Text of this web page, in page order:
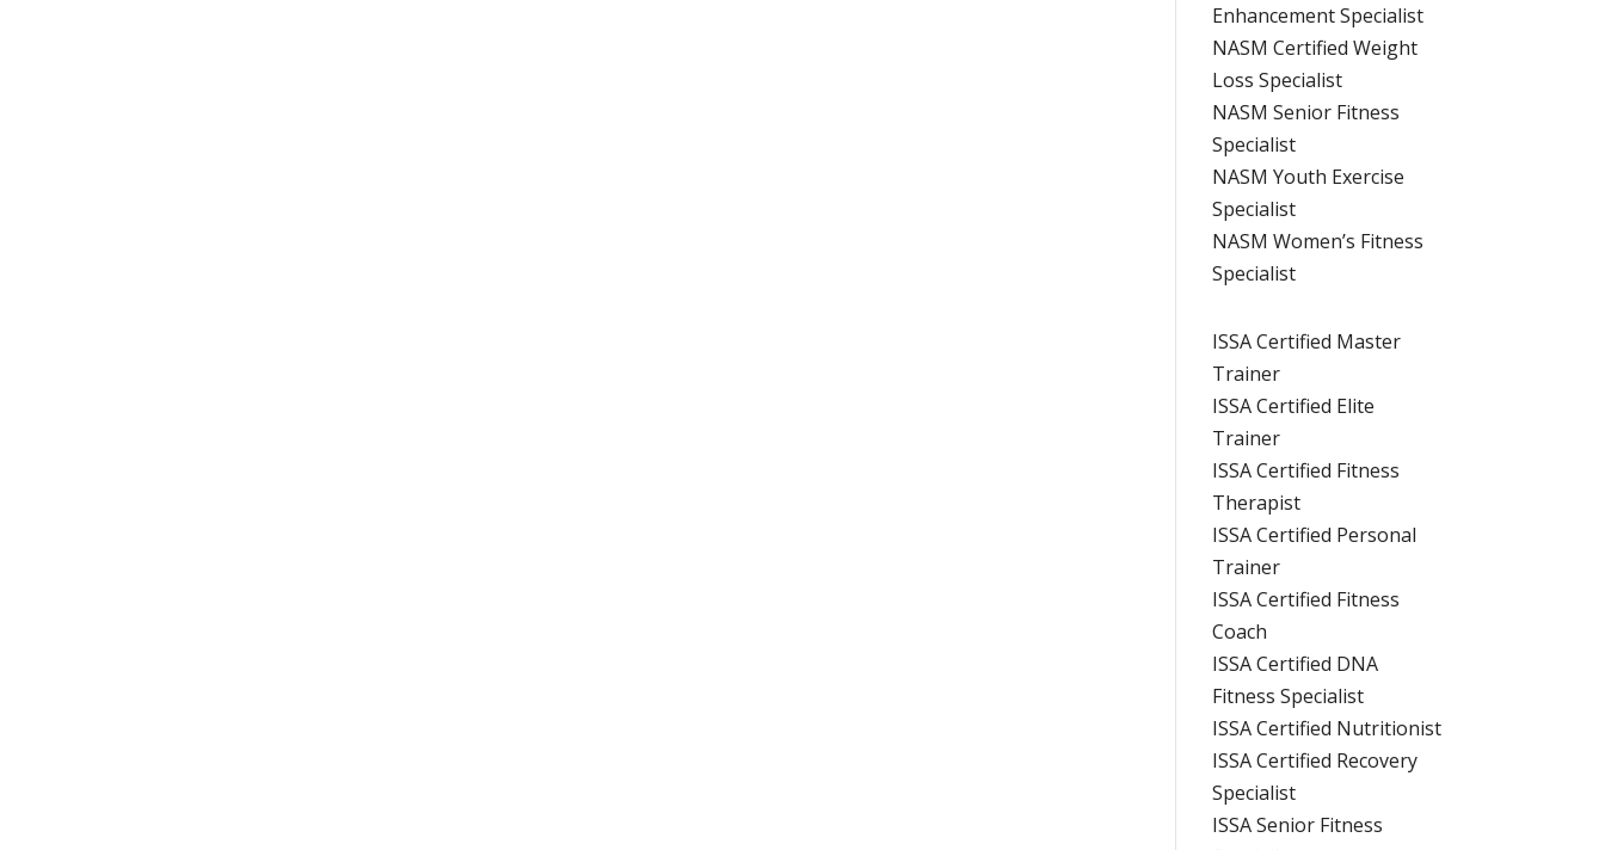
Enhancement Specialist
NASM Certified Weight
Loss Specialist
NASM Senior Fitness
Specialist
NASM Youth Exercise
Specialist
NASM Women’s Fitness
Specialist
ISSA Certified Master
Trainer
ISSA Certified Elite
Trainer
ISSA Certified Fitness
Therapist
ISSA Certified Personal
Trainer
ISSA Certified Fitness
Coach
ISSA Certified DNA
Fitness Specialist
ISSA Certified Nutritionist
ISSA Certified Recovery
Specialist
ISSA Senior Fitness